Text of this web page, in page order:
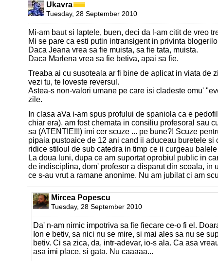
Ukavra
Tuesday, 28 September 2010
Mi-am baut si laptele, buen, deci da l-am citit de vreo
Mi se pare ca esti putin intransigent in privinta
Daca Jeana vrea sa fie muista, sa fie tata, muista.
Daca Marlena vrea sa fie betiva, apai sa fie.
Treaba ai cu susoteala ar fi bine de aplicat in viata de
vezi tu, te loveste reversul.
Astea-s non-valori umane pe care isi cladeste omu'
zile.
In clasa aVa i-am spus profului de spaniola ca e
chiar era), am fost chemata in consiliu profesoral sau
sa (ATENTIE!!!) imi cer scuze ... pe bune?! Scuze
pipaia pustoaice de 12 ani cand ii aduceau buretele si
ridice stiloul de sub catedra in timp ce ii curgeau
La doua luni, dupa ce am suportat oprobiul public in
de indisciplina, dom' profesor a disparut din scoala, in
ce s-au vrut a ramane anonime. Nu am jubilat ci am
Mircea Popescu
Tuesday, 28 September 2010
Da' n-am nimic impotriva sa fie fiecare ce-o fi el.
Ion e betiv, sa nici nu se mire, si mai ales sa nu se
betiv. Ci sa zica, da, intr-adevar, io-s ala. Ca asa
asa imi place, si gata. Nu caaaaa...